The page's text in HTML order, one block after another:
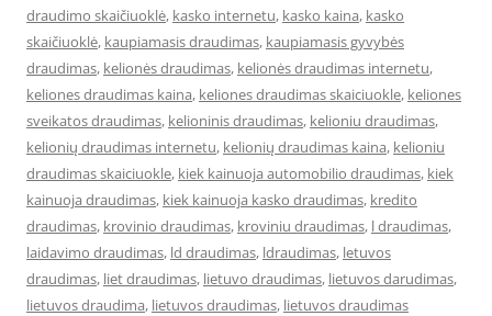
draudimo skaičiuoklė, kasko internetu, kasko kaina, kasko
skaičiuoklė, kaupiamasis draudimas, kaupiamasis gyvybės
draudimas, kelionės draudimas, kelionės draudimas internetu,
keliones draudimas kaina, keliones draudimas skaiciuokle, keliones
sveikatos draudimas, kelioninis draudimas, kelioniu draudimas,
kelionių draudimas internetu, kelionių draudimas kaina, kelioniu
draudimas skaiciuokle, kiek kainuoja automobilio draudimas, kiek
kainuoja draudimas, kiek kainuoja kasko draudimas, kredito
draudimas, krovinio draudimas, kroviniu draudimas, l draudimas,
laidavimo draudimas, ld draudimas, ldraudimas, letuvos
draudimas, liet draudimas, lietuvo draudimas, lietuvos darudimas,
lietuvos draudima, lietuvos draudimas, lietuvos draudimas